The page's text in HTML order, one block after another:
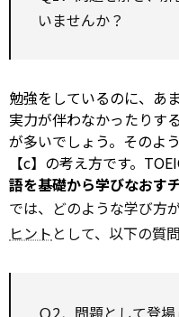
いませんか？
勉強をしているのに、あ
実力が伴わなかったりす
が多いでしょう。そのよ
【c】の考え方です。
語を基礎から学びなおす
では、どのような学び方
ヒント として、以下の質
Ｑ2．問題として登